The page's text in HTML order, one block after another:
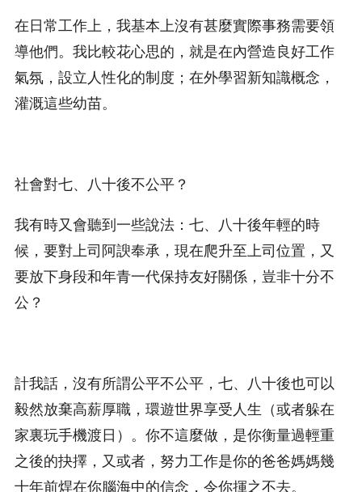
在日常工作上，我基本上沒有甚麼實際事務需要領
導他們。我比較花心思的，就是在內營造良好工作
氣氛，設立人性化的制度；在外學習新知識概念，
灌溉這些幼苗。
社會對七、八十後不公平？
我有時又會聽到一些說法：七、八十後年輕的時
候，要對上司阿諛奉承，現在爬升至上司位置，又
要放下身段和年青一代保持友好關係，豈非十分不
公？
計我話，沒有所謂公平不公平，七、八十後也可以
毅然放棄高薪厚職，環遊世界享受人生（或者躲在
家裏玩手機渡日）。你不這麼做，是你衡量過輕重
之後的抉擇，又或者，努力工作是你的爸爸媽媽幾
十年前焊在你腦海中的信念，令你揮之不去。